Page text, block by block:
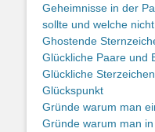
Geheimnisse in der
sollte und welche nicht
Ghostende
Glückliche Paare und
Glückliche
Glückspunkt
Gründe warum man
Gründe warum man